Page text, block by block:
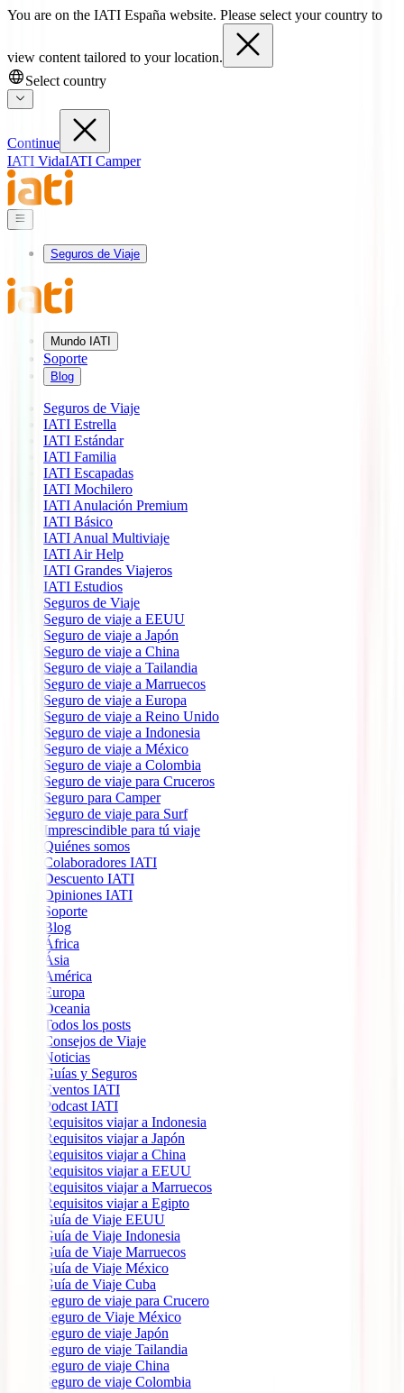
You are on the IATI España website. Please select your country to
view content tailored to your location.
Select country
Continue
IATI VidaIATI Camper
Seguros de Viaje
Mundo IATI
Soporte
Blog
Seguros de Viaje
IATI Estrella
IATI Estándar
IATI Familia
IATI Escapadas
IATI Mochilero
IATI Anulación Premium
IATI Básico
IATI Anual Multiviaje
IATI Air Help
IATI Grandes Viajeros
IATI Estudios
Seguros de Viaje
Seguro de viaje a EEUU
Seguro de viaje a Japón
Seguro de viaje a China
Seguro de viaje a Tailandia
Seguro de viaje a Marruecos
Seguro de viaje a Europa
Seguro de viaje a Reino Unido
Seguro de viaje a Indonesia
Seguro de viaje a México
Seguro de viaje a Colombia
Seguro de viaje para Cruceros
Seguro para Camper
Seguro de viaje para Surf
Imprescindible para tú viaje
Quiénes somos
Colaboradores IATI
Descuento IATI
Opiniones IATI
Soporte
Blog
África
Ásia
América
Europa
Oceania
Todos los posts
Consejos de Viaje
Noticias
Guías y Seguros
Eventos IATI
Podcast IATI
Requisitos viajar a Indonesia
Requisitos viajar a Japón
Requisitos viajar a China
Requisitos viajar a EEUU
Requisitos viajar a Marruecos
Requisitos viajar a Egipto
Guía de Viaje EEUU
Guía de Viaje Indonesia
Guía de Viaje Marruecos
Guía de Viaje México
Guía de Viaje Cuba
Seguro de viaje para Crucero
Seguro de Viaje México
Seguro de viaje Japón
Seguro de viaje Tailandia
Seguro de viaje China
Seguro de viaje Colombia